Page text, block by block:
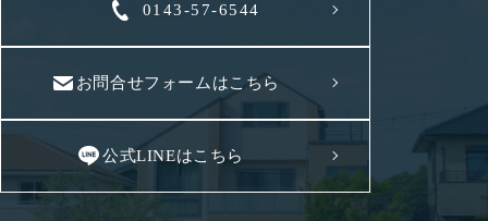
0143-57-6544
お問合せフォームはこちら
公式LINEはこちら